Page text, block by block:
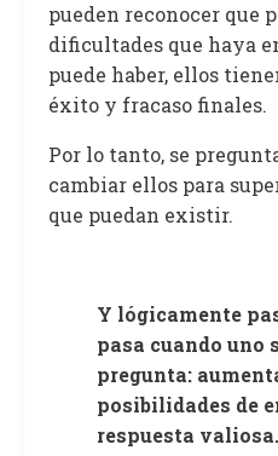
pueden reconocer que
dificultades que haya
puede haber, ellos
éxito y fracaso finales.
Por lo tanto, se
cambiar ellos para
que puedan existir.
Y lógicamente
pasa cuando uno
pregunta:
posibilidades de
respuesta valiosa.